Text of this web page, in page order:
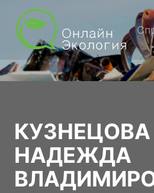
КУЗНЕЦОВА
НАДЕЖДА